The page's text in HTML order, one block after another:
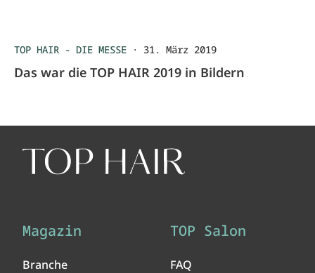
TOP HAIR - DIE MESSE · 31. März 2019
Das war die TOP HAIR 2019 in Bildern
Magazin
Branche
TOP Salon
FAQ